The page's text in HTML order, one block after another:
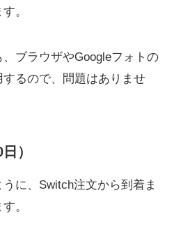
。
ブラウザやGoogleフォトの
るので、問題はありませ
）
に、Switch注文から到着ま
。